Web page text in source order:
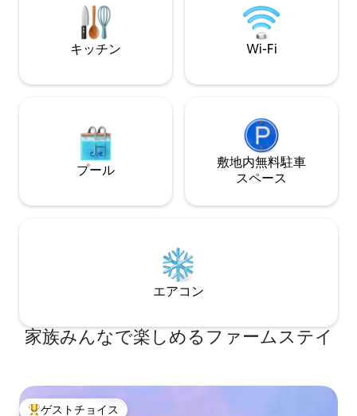
人用テーブル、電気暖炉、衛星スマート
テレビ、無料Wi-Fiも備わっています。 ジ
ェットバス シャレー4には、専用の6ジェ
ットジャグジーが備わっています。
MDI、アーカディ
エルズワース、サ
ー、ショップ、ロ
ですぐ。
キッチン Wi-Fi
プール
敷地内無料駐⁠車
ス⁠ペ⁠ー⁠ス
エアコン
家族みんなで楽しめるファームステイ
ゲストチョイス